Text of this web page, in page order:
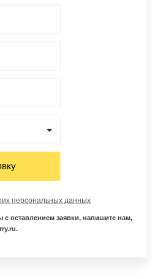
персональных данных
оставлением заявки, напишите нам,